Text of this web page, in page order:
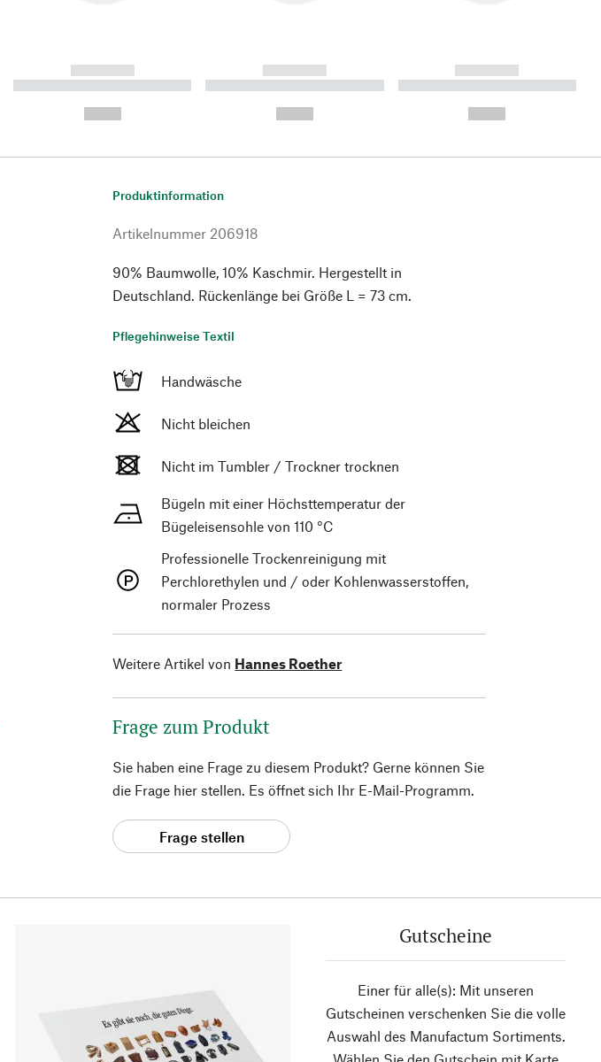
------------
----------- ----------- ----------
------------
----------- ----------- ----------
------------
----------- ----------- ----------
Produktinformation
Artikelnummer 206918
90% Baumwolle, 10% Kaschmir. Hergestellt in
Deutschland. Rückenlänge bei Größe L = 73 cm.
Pflegehinweise Textil
Handwäsche
Nicht bleichen
Nicht im Tumbler / Trockner trocknen
Bügeln mit einer Höchsttemperatur der
Bügeleisensohle von 110 °C
Professionelle Trockenreinigung mit
Perchlorethylen und / oder Kohlenwasserstoffen,
normaler Prozess
Weitere Artikel von Hannes Roether
Frage zum Produkt
Sie haben eine Frage zu diesem Produkt? Gerne können Sie
die Frage hier stellen. Es öffnet sich Ihr E-Mail-Programm.
Frage stellen
Gutscheine
Einer für alle(s): Mit unseren
Gutscheinen verschenken Sie die volle
Auswahl des Manufactum Sortiments.